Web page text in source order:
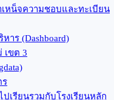
หน็จความชอบและทะเบียน
าร (Dashboard)
เขต 3
ร
เรียนรวมกับโรงเรียนหลัก